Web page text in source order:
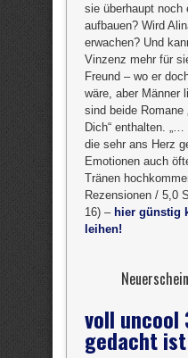
sie überhaupt noch
aufbauen? Wird
erwachen? Und
Vinzenz mehr für
Freund – wo er
wäre, aber Männer
sind beide Romane
Dich“ enthalten.
die sehr ans Herz
Emotionen auch
Tränen
Rezensionen / 5,0
16) – hier günstig
leihen!
voll uncool
gedacht